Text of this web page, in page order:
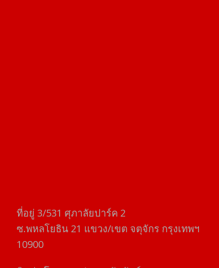
ที่อยู่​ 3/531​ ศุภาลัยปาร์ค​ 2
ซ.พหลโยธิน​ 21​ แขวง/เขต​ จตุจักร​ กรุงเทพฯ
10900